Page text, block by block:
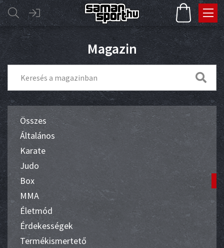
Magazin
Összes
Általános
Karate
Judo
Box
MMA
Életmód
Érdekességek
Termékismertető